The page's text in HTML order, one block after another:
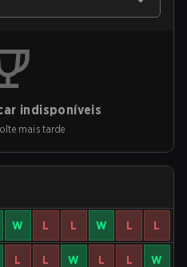
indisponíveis
mais tarde
W L L W L L
L L W L L W